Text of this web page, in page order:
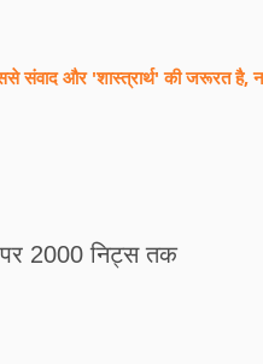
संवाद और 'शास्त्रार्थ' की जरूरत
2000 निट्स तक